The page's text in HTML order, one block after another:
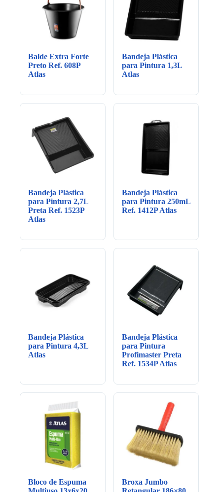
Balde Extra Forte
Preto Ref. 608P
Atlas
Bandeja Plástica
para Pintura 1,3L
Atlas
Bandeja Plástica
para Pintura 2,7L
Preta Ref. 1523P
Atlas
Bandeja Plástica
para Pintura 250mL
Ref. 1412P Atlas
Bandeja Plástica
para Pintura 4,3L
Atlas
Bandeja Plástica
para Pintura
Profimaster Preta
Ref. 1534P Atlas
Bloco de Espuma
Broxa Jumbo